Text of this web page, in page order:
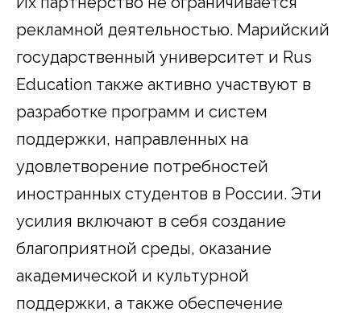
рекламной деятельностью. Марийский
государственный университет и Rus
Education также активно участвуют в
разработке программ и систем
поддержки, направленных на
удовлетворение потребностей
иностранных студентов в России. Эти
усилия включают в себя создание
благоприятной среды, оказание
академической и культурной
поддержки, а также обеспечение